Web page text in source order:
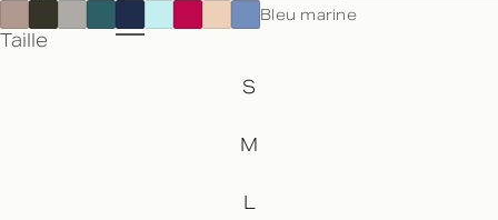
Bleu marine
Taille
S
M
L